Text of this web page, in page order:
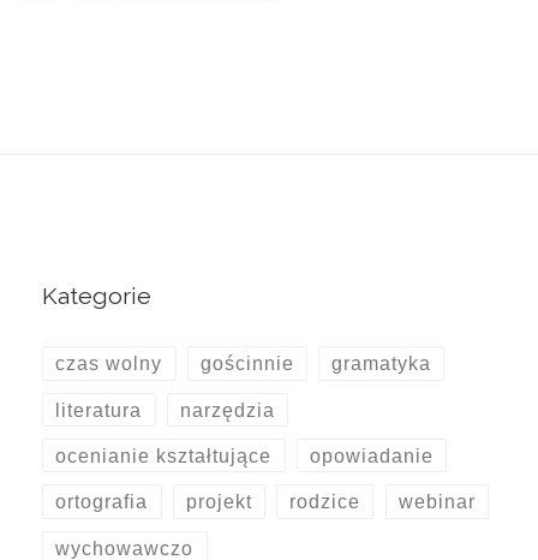
Kategorie
czas wolny gościnnie gramatyka
literatura narzędzia
ocenianie kształtujące opowiadanie
ortografia projekt rodzice webinar
wychowawczo